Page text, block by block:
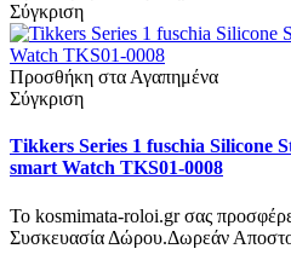
Σύγκριση
Προσθήκη στα Αγαπημένα
Σύγκριση
Tikkers Series 1 fuschia Silicone
smart Watch TKS01-0008
Το kosmimata-roloi.gr σας
Συσκευασία Δώρου.Δωρεάν